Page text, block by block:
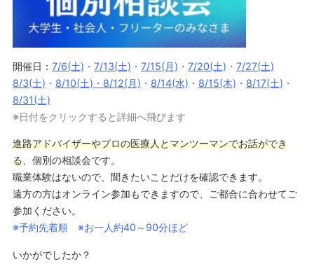
開催日： 7/6(土) ・ 7/13(土) ・ 7/15(月) ・ 7/20(土) ・ 7/27(土)
8/3(土) ・ 8/10(土)・ 8/12(月) ・ 8/14(水) ・ 8/15(木) ・ 8/17(土) ・
8/31(土)
※日付をクリックすると詳細へ飛びます
進路アドバイザーやプロの医療人とマンツーマンでお話ができ
る、個別の相談会です。
職業体験はないので、聞きたいことだけを確認できます。
遠方の方はオンライン参加もできますので、ご都合に合わせてご
参加ください。
※予約先着順 ※お一人約40～90分ほど
いかがでしたか？